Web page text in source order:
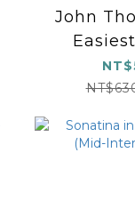
John
Course